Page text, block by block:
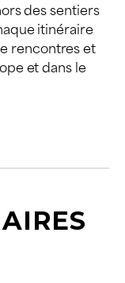
des sentiers
itinéraire
rencontres et
et dans le